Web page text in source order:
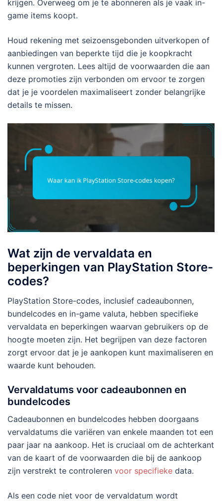
krijgen. Overweeg om je te abonneren als je vaak in-
game items koopt.
Houd rekening met seizoensgebonden uitverkopen of
aanbiedingen van beperkte tijd die je koopkracht
kunnen vergroten. Lees altijd de voorwaarden die aan
deze promoties zijn verbonden om ervoor te zorgen
dat je je voordelen maximaliseert zonder belangrijke
details te missen.
Wat zijn de vervaldata en
beperkingen van PlayStation Store-
codes?
PlayStation Store-codes, inclusief cadeaubonnen,
bundelcodes en in-game valuta, hebben specifieke
vervaldata en beperkingen waarvan gebruikers op de
hoogte moeten zijn. Het begrijpen van deze factoren
zorgt ervoor dat je je aankopen kunt maximaliseren en
waarde kunt behouden.
Vervaldatums voor cadeaubonnen en
bundelcodes
Cadeaubonnen en bundelcodes hebben doorgaans
vervaldatums die variëren van enkele maanden tot een
paar jaar na aankoop. Het is cruciaal om de achterkant
van de kaart of de voorwaarden die bij de aankoop
zijn verstrekt te controleren voor specifieke data.
Als een code niet voor de vervaldatum wordt